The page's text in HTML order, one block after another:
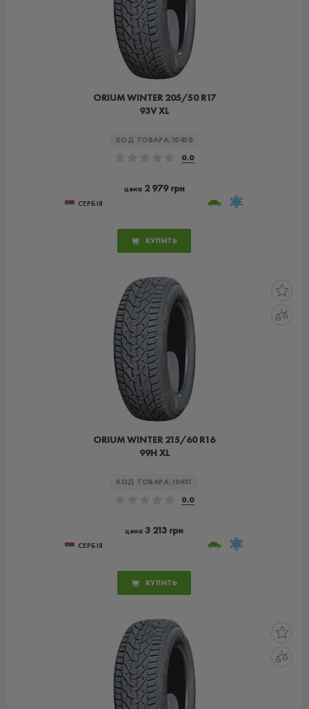
ORIUM WINTER 205/50 R17
93V XL
КОД ТОВАРА: 10438
0.0
цена2 979 грн
СЕРБІЯ
КУПИТЬ
ORIUM WINTER 215/60 R16
99H XL
КОД ТОВАРА: 10431
0.0
цена 3 213 грн
СЕРБІЯ
КУПИТЬ